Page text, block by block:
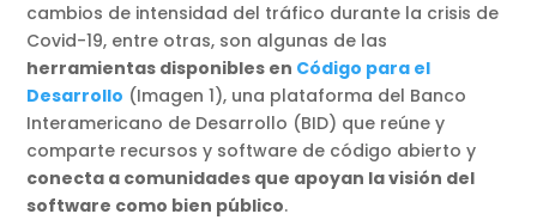
cambios de intensidad del tráfico durante la crisis de
Covid-19, entre otras, son algunas de las
herramientas disponibles en Código para el
Desarrollo (Imagen 1), una plataforma del Banco
Interamericano de Desarrollo (BID) que reúne y
comparte recursos y software de código abierto y
conecta a comunidades que apoyan la visión del
software como bien público.